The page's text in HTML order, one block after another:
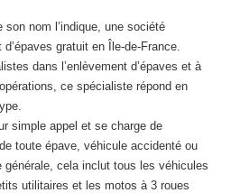
son nom l’indique, une société
gratuit en Île-de-France.
dans l’enlèvement d’épaves et à
ce spécialiste répond en
simple appel et se charge de
toute épave, véhicule accidenté ou
générale, cela inclut tous les véhicules
utilitaires et les motos à 3 roues